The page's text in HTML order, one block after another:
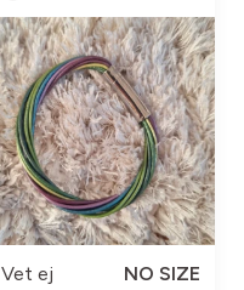
Vet ej
NO SIZE